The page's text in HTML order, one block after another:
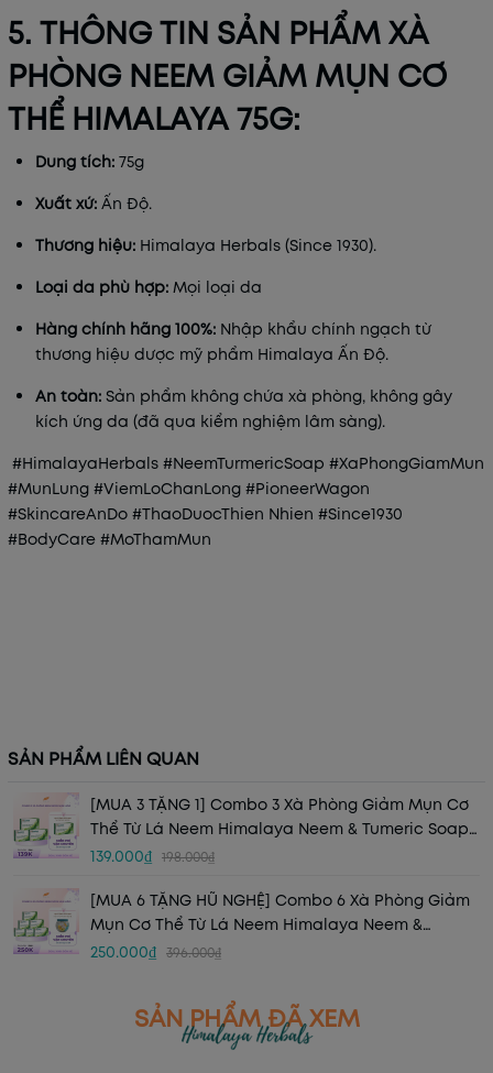
5. THÔNG TIN SẢN PHẨM XÀ
PHÒNG NEEM GIẢM MỤN CƠ
THỂ HIMALAYA 75G:
Dung tích: 75g
Xuất xứ: Ấn Độ.
Thương hiệu: Himalaya Herbals (Since 1930).
Loại da phù hợp: Mọi loại da
Hàng chính hãng 100%: Nhập khẩu chính ngạch từ
thương hiệu dược mỹ phẩm Himalaya Ấn Độ.
An toàn: Sản phẩm không chứa xà phòng, không gây
kích ứng da (đã qua kiểm nghiệm lâm sàng).
#HimalayaHerbals #NeemTurmericSoap #XaPhongGiamMun
#MunLung #ViemLoChanLong #PioneerWagon
#SkincareAnDo #ThaoDuocThien Nhien #Since1930
#BodyCare #MoThamMun
SẢN PHẨM LIÊN QUAN
[MUA 3 TẶNG 1] Combo 3 Xà Phòng Giảm Mụn Cơ
Thể Từ Lá Neem Himalaya Neem & Tumeric Soap
(3 BÁNH+ 1))
139.000₫ 198.000₫
[MUA 6 TẶNG HŨ NGHỆ] Combo 6 Xà Phòng Giảm
Mụn Cơ Thể Từ Lá Neem Himalaya Neem &
Tumeric Soap (6 BÁNH+ 1 HŨ SRM NGHỆ 14 TUÝP)
250.000₫ 396.000₫
SẢN PHẨM ĐÃ XEM